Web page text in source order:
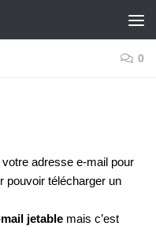
0
adresse e-mail pour
pouvoir télécharger un
jetable mais c’est